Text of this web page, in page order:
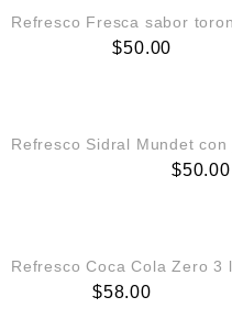
Refresco Fresca sabor
$50.00
Refresco Sidral Mundet
$50.00
Refresco Coca Cola Zero 3 l
$58.00